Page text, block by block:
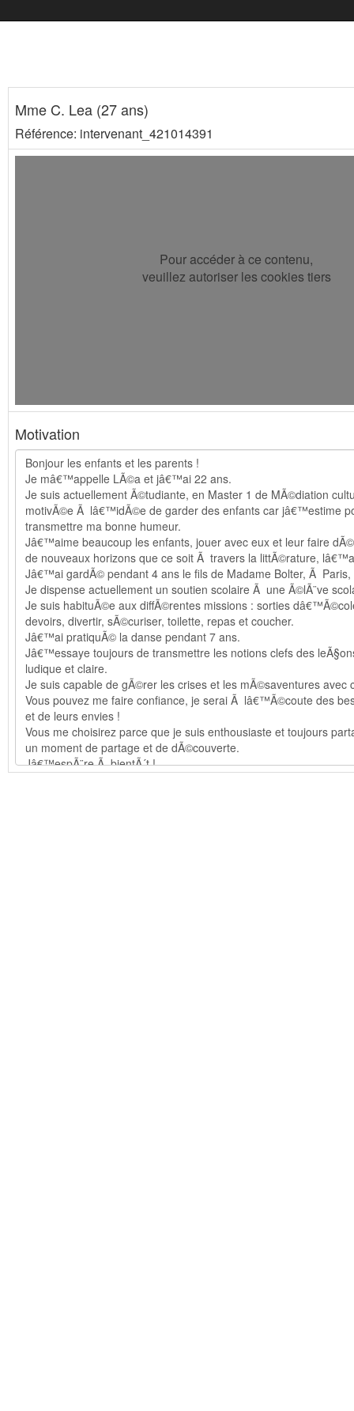
Mme C. Lea (27 ans)
Référence: intervenant_421014391
Pour accéder à ce contenu,
veuillez autoriser les cookies tiers
Motivation